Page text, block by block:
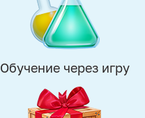
Обучение через игру